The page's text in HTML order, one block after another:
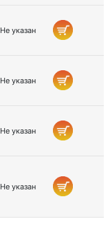
Не указан
Не указан
Не указан
Не указан